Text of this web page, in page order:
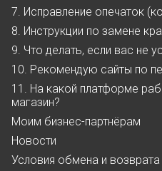
7. Исправление опечаток
8. Инструкции по замене
9. Что делать, если вас не
10. Рекомендую сайты по
11. На какой платформе
магазин?
Моим бизнес-партнёрам
Новости
Условия обмена и возврата